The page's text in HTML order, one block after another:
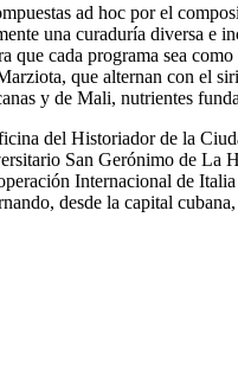
ad hoc por el
una curaduría diversa e
que cada programa sea
que alternan con el
y de Mali, nutrientes
del Historiador de la
San Gerónimo de La
Internacional de
desde la capital